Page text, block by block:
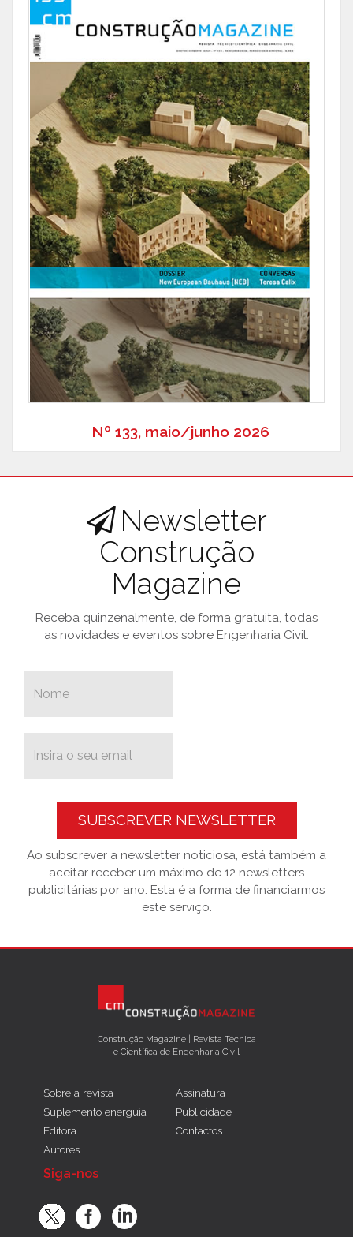
Nº 133, maio/junho 2026
Newsletter
Construção
Magazine
Receba quinzenalmente, de forma gratuita, todas
as novidades e eventos sobre Engenharia Civil.
SUBSCREVER NEWSLETTER
Ao subscrever a newsletter noticiosa, está também a
aceitar receber um máximo de 12 newsletters
publicitárias por ano. Esta é a forma de financiarmos
este serviço.
Construção Magazine | Revista Técnica
e Científica de Engenharia Civil
Sobre a revista
Suplemento energuia
Editora
Autores
Assinatura
Publicidade
Contactos
Siga-nos